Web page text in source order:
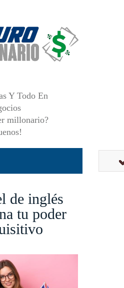
Y Todo En
millonario?
de inglés
tu poder